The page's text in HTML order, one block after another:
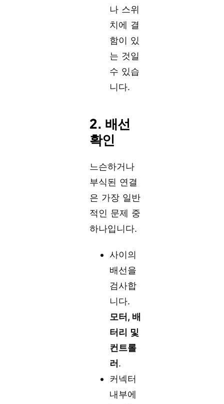
나 스위
치에 결
함이 있
는 것일
수 있습
니다.
2. 배선
확인
느슨하거나
부식된 연결
은 가장 일반
적인 문제 중
하나입니다.
사이의
배선을
검사합
니다.
모터, 배
터리 및
컨트롤
러 .
커넥터
내부에